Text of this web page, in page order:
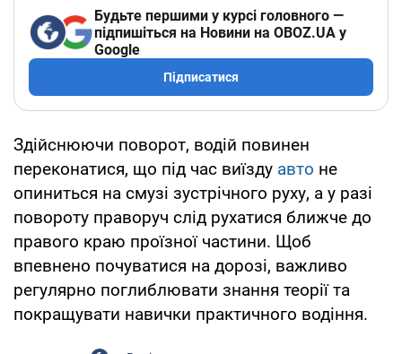
Будьте першими у курсі головного —
підпишіться на Новини на OBOZ.UA у
Google
Підписатися
Здійснюючи поворот, водій повинен
переконатися, що під час виїзду авто не
опиниться на смузі зустрічного руху, а у разі
повороту праворуч слід рухатися ближче до
правого краю проїзної частини. Щоб
впевнено почуватися на дорозі, важливо
регулярно поглиблювати знання теорії та
покращувати навички практичного водіння.